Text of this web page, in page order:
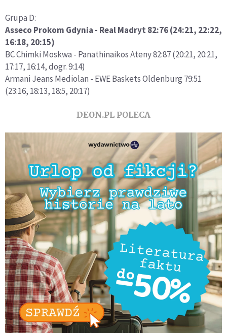
Grupa D:
Asseco Prokom Gdynia - Real Madryt 82:76 (24:21, 22:22,
16:18, 20:15)
BC Chimki Moskwa - Panathinaikos Ateny 82:87 (20:21, 20:21,
17:17, 16:14, dogr. 9:14)
Armani Jeans Mediolan - EWE Baskets Oldenburg 79:51
(23:16, 18:13, 18:5, 20:17)
DEON.PL POLECA